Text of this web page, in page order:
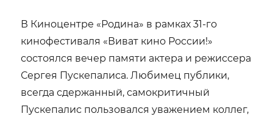
В Киноцентре «Родина» в рамках 31-го
кинофестиваля «Виват кино России!»
состоялся вечер памяти актера и режиссера
Сергея Пускепалиса. Любимец публики,
всегда сдержанный, самокритичный
Пускепалис пользовался уважением коллег,